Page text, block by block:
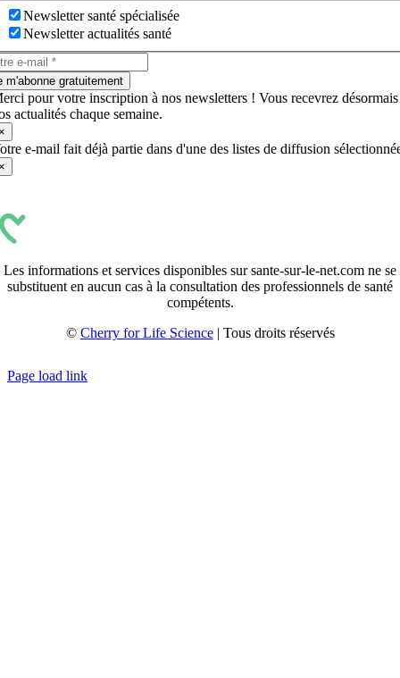
Newsletter santé spécialisée
Newsletter actualités santé
m'abonne gratuitement
pour votre inscription à nos newsletters ! Vous recevrez désormais
actualités chaque semaine.
e-mail fait déjà partie dans d'une des listes de diffusion
Les informations et services disponibles sur sante-sur-le-net.com ne se
substituent en aucun cas à la consultation des professionnels de santé
compétents.
© Cherry for Life Science| Tous droits réservés
Page load link